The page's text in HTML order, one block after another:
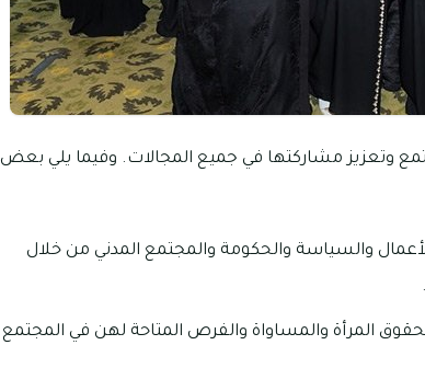
وتعزيز مشاركتها في جميع المجالات. وفيما يلي بعض
والسياسة والحكومة والمجتمع المدني من خلال
المرأة والمساواة والفرص المتاحة لهن في المجتمع